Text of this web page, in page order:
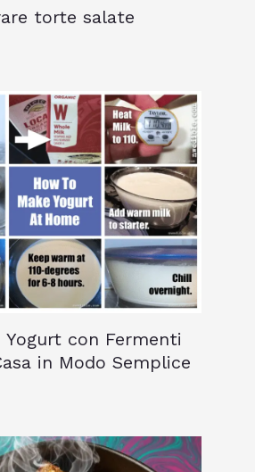
torte salate
Yogurt con Fermenti
in Modo Semplice